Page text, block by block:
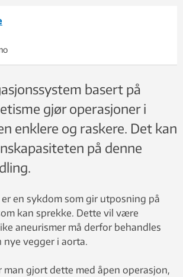
basert på
gjør operasjoner i
enklere og raskere. Det kan
på denne
en sykdom som gir utposning på
kan sprekke. Dette vil være
aneurismer må derfor behandles
nye vegger i aorta.
man gjort dette med åpen operasjon,